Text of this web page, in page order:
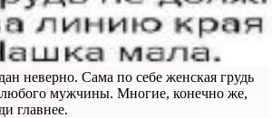
неверно. Сама по себе женская грудь
любого мужчины. Многие, конечно же,
главнее.